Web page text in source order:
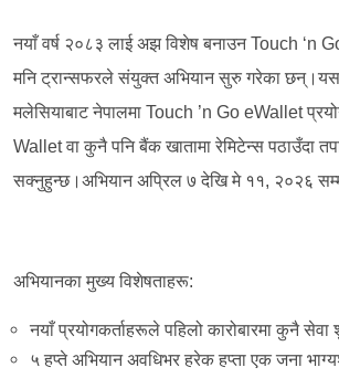
नयाँ वर्ष २०८३ लाई अझ विशेष बनाउन Touch ‘n
मनि ट्रान्सफरले संयुक्त अभियान सुरु गरेका छन्।यस
मलेसियाबाट नेपालमा Touch ’n Go eWallet
Wallet वा कुनै पनि बैंक खातामा रेमिटेन्स पठाउँदा
सक्नुहुन्छ।अभियान अप्रिल ७ देखि मे ११, २०२६
अभियानका मुख्य विशेषताहरू:
नयाँ प्रयोगकर्ताहरूले पहिलो कारोबारमा कुनै सेवा
५ हप्ते अभियान अवधिभर हरेक हप्ता एक जना